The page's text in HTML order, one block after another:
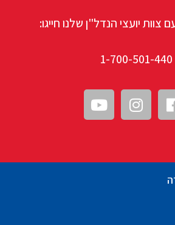
צוות יועצי הנדל"ן שלנו חייגו:
1-700-501-440